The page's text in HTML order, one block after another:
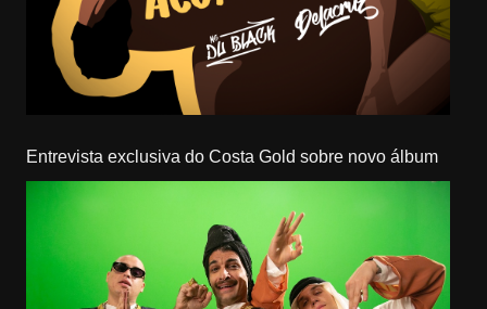
Entrevista exclusiva do Costa Gold sobre novo álbum